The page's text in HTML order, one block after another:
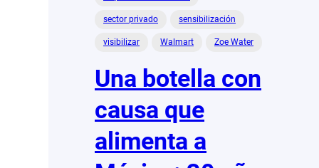
sector privado sensibilización
visibilizar Walmart Zoe Water
Una botella con
causa que
alimenta a